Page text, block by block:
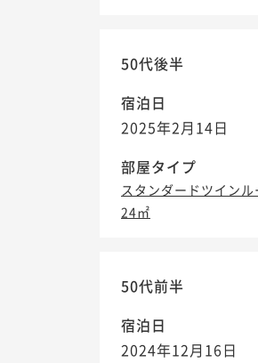
50代後半
宿泊日
2025年2月14日
部屋タイプ
スタンダードツイン
24㎡
50代前半
宿泊日
2024年12月16日